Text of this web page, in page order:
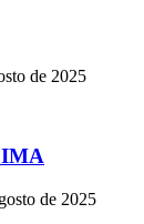
de 2025
de 2025